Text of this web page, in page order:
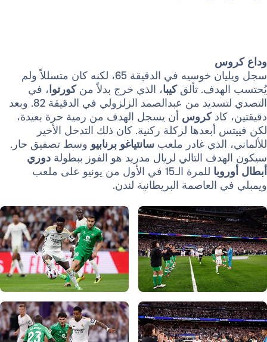
سجل ويليان خوسيه في الدقيقة 65، لكنه كان متسللاً ولم
تألقكيبا ، الذي خرج بدلاً منكورتوا، في
التصدي لتسديد من عبدالصمد الزلزولي في الدقيقة 82. وبعد
كروسأن يسجل الهدف من رمية حرة بعيدة،
لركلة ركنية. كان ذلك التدخل الأخير
الذي غادر ملعبسانتياغو برنابيووسط تصفيق حار.
التالي لريال مدريد هو الفوز ببطولةدوري
للمرة الـ15 في الأول من يونيو على ملعب
البريطانية لندن.